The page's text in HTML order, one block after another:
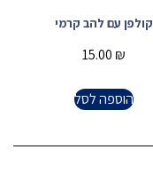
קולפן עם להב קרמי
15.00 ₪
הוספה לסל